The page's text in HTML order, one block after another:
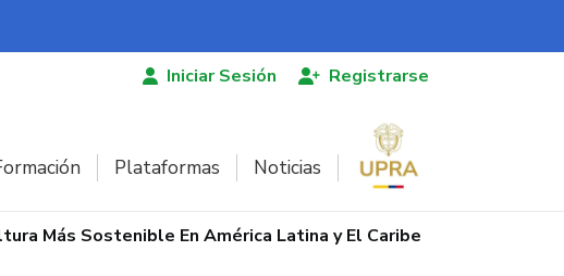
Iniciar Sesión Registrarse
Plataformas Noticias
Más Sostenible En América Latina y El Caribe